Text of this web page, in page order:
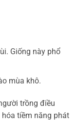
Giống này phổ
mùa khô.
trồng điều
tiềm năng phát